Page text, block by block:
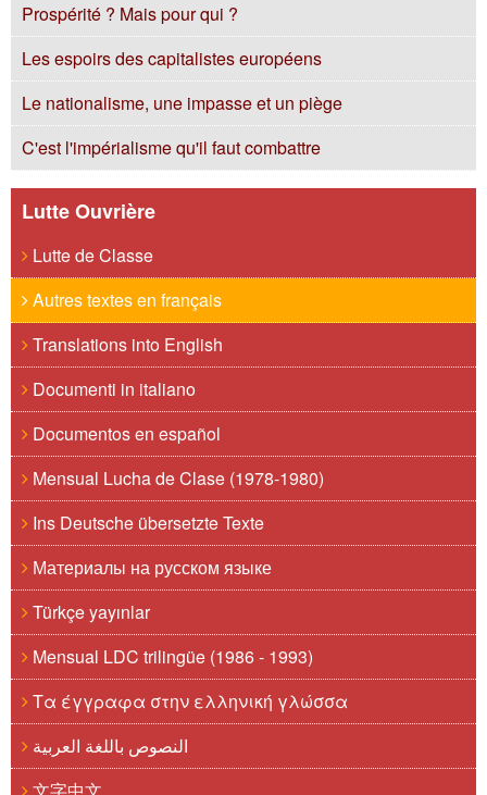
Prospérité ? Mais pour qui ?
Les espoirs des capitalistes européens
Le nationalisme, une impasse et un piège
C'est l'impérialisme qu'il faut combattre
Lutte Ouvrière
Lutte de Classe
Autres textes en français
Translations into English
Documenti in italiano
Documentos en español
Mensual Lucha de Clase (1978-1980)
Ins Deutsche übersetzte Texte
Материалы на русском языке
Türkçe yayınlar
Mensual LDC trilingüe (1986 - 1993)
Τα έγγραφα στην ελληνική γλώσσα
النصوص باللغة العربية